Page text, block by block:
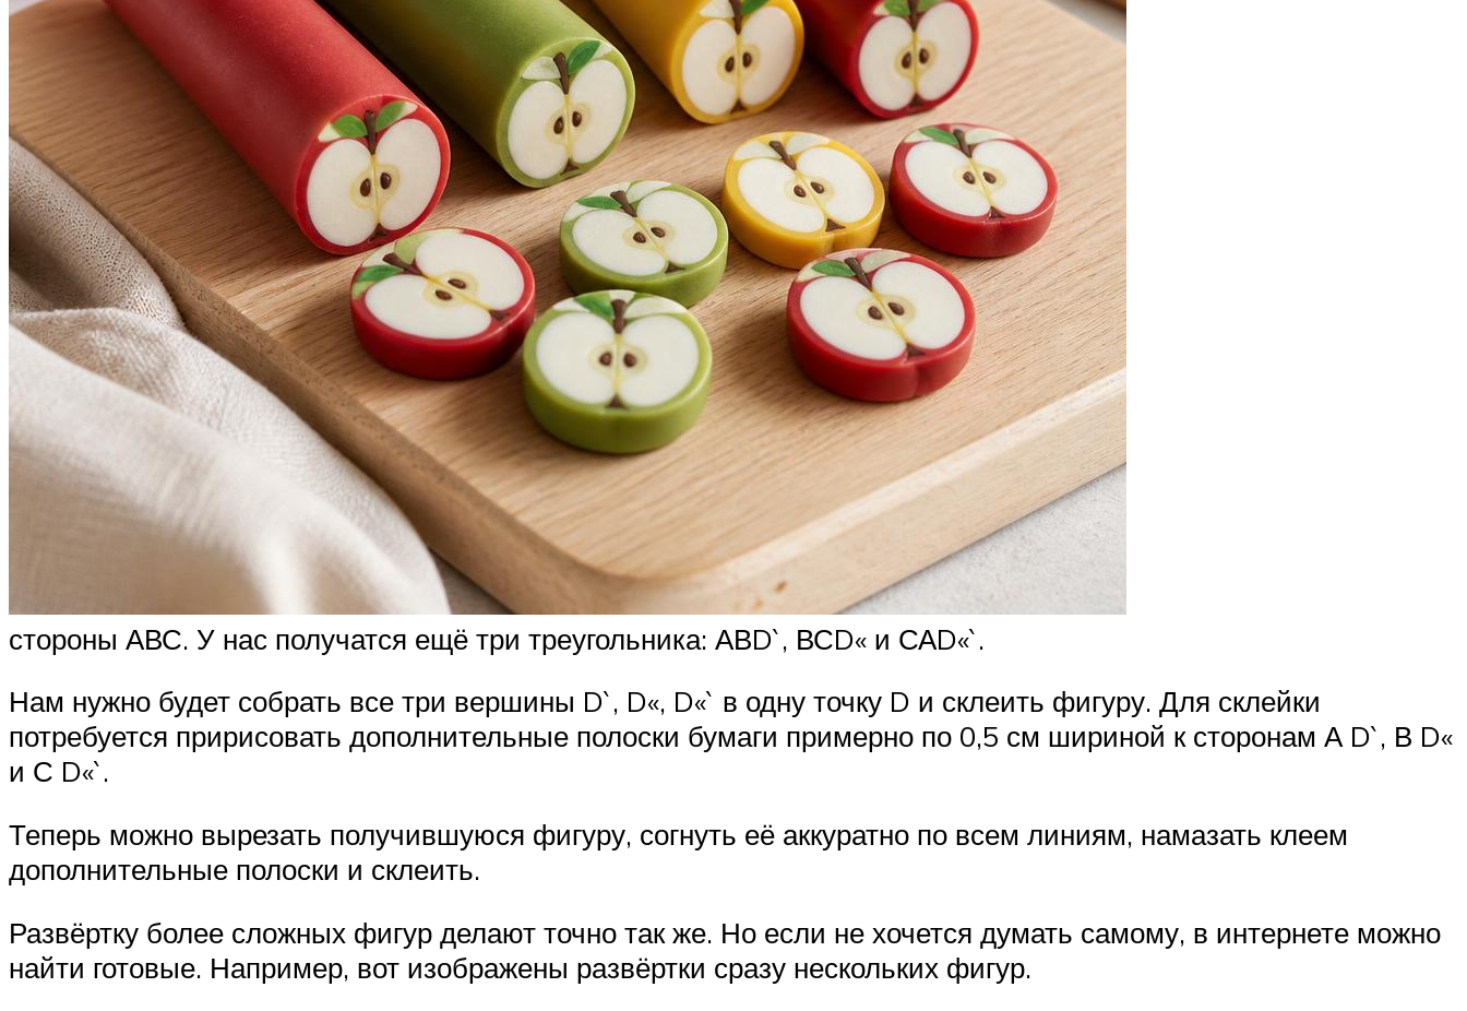
стороны АВС. У нас получатся ещё три треугольника: АВD`, ВСD« и САD«`.
Нам нужно будет собрать все три вершины D`, D«, D«` в одну точку D и склеить фигуру. Для склейки
потребуется пририсовать дополнительные полоски бумаги примерно по 0,5 см шириной к сторонам А D`, В D«
и С D«`.
Теперь можно вырезать получившуюся фигуру, согнуть её аккуратно по всем линиям, намазать клеем
дополнительные полоски и склеить.
Развёртку более сложных фигур делают точно так же. Но если не хочется думать самому, в интернете можно
найти готовые. Например, вот изображены развёртки сразу нескольких фигур.